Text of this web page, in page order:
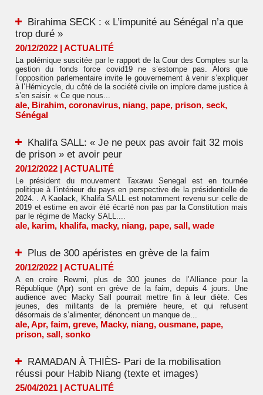
Birahima SECK : « L’impunité au Sénégal n’a que
trop duré »
20/12/2022 | ACTUALITÉ
La polémique suscitée par le rapport de la Cour des Comptes sur la
gestion du fonds force covid19 ne s’estompe pas. Alors que
l’opposition parlementaire invite le gouvernement à venir s’expliquer
à l’Hémicycle, du côté de la société civile on implore dame justice à
s’en saisir. « Ce que nous...
ale, Birahim, coronavirus, niang, pape, prison, seck,
Sénégal
Khalifa SALL: « Je ne peux pas avoir fait 32 mois
de prison » et avoir peur
20/12/2022 | ACTUALITÉ
Le président du mouvement Taxawu Senegal est en tournée
politique à l’intérieur du pays en perspective de la présidentielle de
2024. . A Kaolack, Khalifa SALL est notamment revenu sur celle de
2019 et estime en avoir été écarté non pas par la Constitution mais
par le régime de Macky SALL....
ale, karim, khalifa, macky, niang, pape, sall, wade
Plus de 300 apéristes en grève de la faim
20/12/2022 | ACTUALITÉ
A en croire Rewmi, plus de 300 jeunes de l’Alliance pour la
République (Apr) sont en grève de la faim, depuis 4 jours. Une
audience avec Macky Sall pourrait mettre fin à leur diète. Ces
jeunes, des militants de la première heure, et qui refusent
désormais de s’alimenter, dénoncent un manque de...
ale,Apr, faim, greve, Macky, niang, ousmane, pape,
prison, sall, sonko
RAMADAN À THIÈS- Pari de la mobilisation
réussi pour Habib Niang (texte et images)
25/04/2021 | ACTUALITÉ